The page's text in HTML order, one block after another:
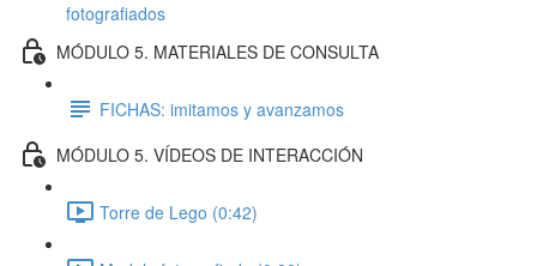
fotografiados
MÓDULO 5. MATERIALES DE CONSULTA
FICHAS: imitamos y avanzamos
MÓDULO 5. VÍDEOS DE INTERACCIÓN
Torre de Lego (0:42)